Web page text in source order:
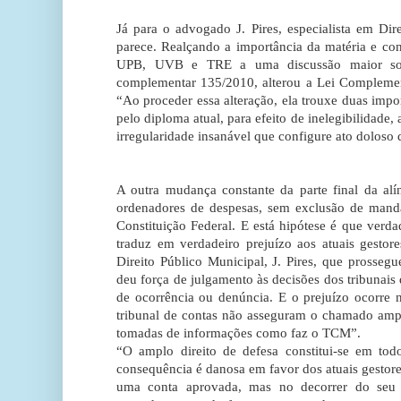
Já para o advogado J. Pires, especialista em
parece. Realçando a importância da matéria e
UPB, UVB e TRE a uma discussão maior
complementar 135/2010, alterou a Lei
“Ao proceder essa alteração, ela trouxe duas
pelo diploma atual, para efeito de inelegibilidade,
irregularidade insanável que configure ato doloso
A outra mudança constante da parte final da
ordenadores de despesas, sem exclusão de
Constituição Federal. E está hipótese é que
traduz em verdadeiro prejuízo aos atuais
Direito Público Municipal, J. Pires, que
deu força de julgamento às decisões dos
de ocorrência ou denúncia. E o prejuízo ocorre
tribunal de contas não asseguram o chamado
tomadas de informações como faz o TCM”.
“O amplo direito de defesa constitui-se em
consequência é danosa em favor dos atuais
uma conta aprovada, mas no decorrer do